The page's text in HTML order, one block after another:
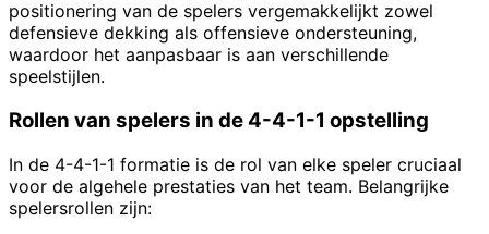
positionering van de spelers vergemakkelijkt zowel
defensieve dekking als offensieve ondersteuning,
waardoor het aanpasbaar is aan verschillende
speelstijlen.
Rollen van spelers in de 4-4-1-1 opstelling
In de 4-4-1-1 formatie is de rol van elke speler cruciaal
voor de algehele prestaties van het team. Belangrijke
spelersrollen zijn: